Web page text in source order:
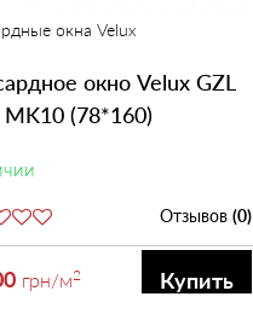
окна Velux
окно Velux GZL
MK10 (78*160)
Отзывов (0)
грн/м2 Купить